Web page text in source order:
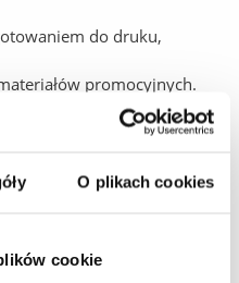
O plikach cookies
cookie
do druku,
promocyjnych.
z Kołem